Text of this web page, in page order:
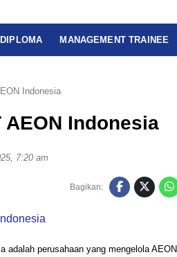
DIPLOMA MANAGEMENT TRAINEE
Indonesia
Indonesia
7:20 am
Bagikan:
adalah perusahaan yang mengelola AEON